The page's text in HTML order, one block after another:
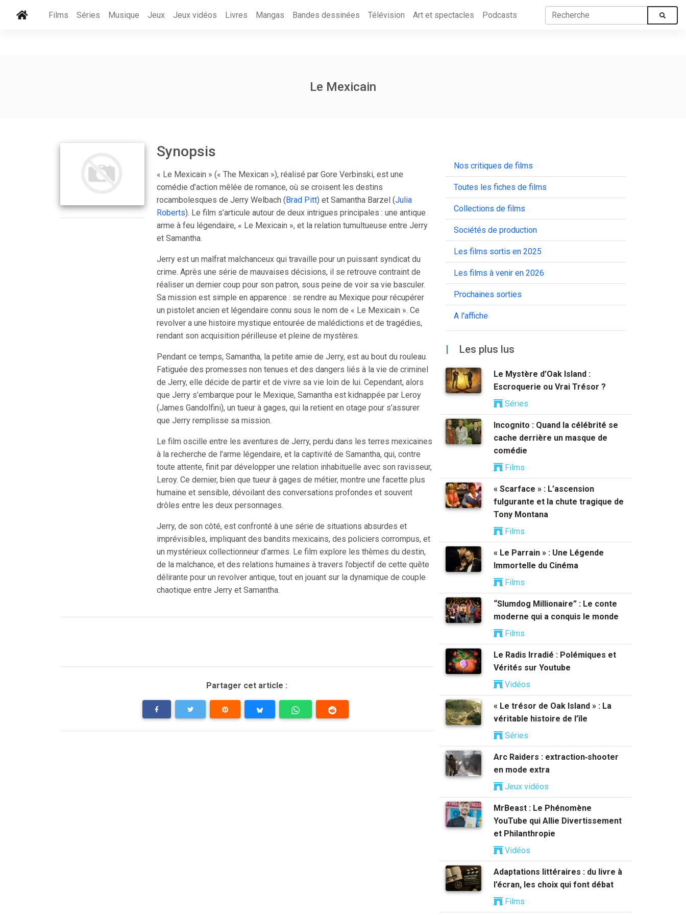
Films Séries Musique Jeux Jeux vidéos Livres Mangas Bandes dessinées Télévision Art et spectacles Podcasts
Le Mexicain
Synopsis
« Le Mexicain » (« The Mexican »), réalisé par Gore Verbinski, est une
comédie d’action mêlée de romance, où se croisent les destins
rocambolesques de Jerry Welbach (Brad Pitt) et Samantha Barzel (Julia
Roberts). Le film s’articule autour de deux intrigues principales : une antique
arme à feu légendaire, « Le Mexicain », et la relation tumultueuse entre Jerry
et Samantha.
Jerry est un malfrat malchanceux qui travaille pour un puissant syndicat du
crime. Après une série de mauvaises décisions, il se retrouve contraint de
réaliser un dernier coup pour son patron, sous peine de voir sa vie basculer.
Sa mission est simple en apparence : se rendre au Mexique pour récupérer
un pistolet ancien et légendaire connu sous le nom de « Le Mexicain ». Ce
revolver a une histoire mystique entourée de malédictions et de tragédies,
rendant son acquisition périlleuse et pleine de mystères.
Pendant ce temps, Samantha, la petite amie de Jerry, est au bout du rouleau.
Fatiguée des promesses non tenues et des dangers liés à la vie de criminel
de Jerry, elle décide de partir et de vivre sa vie loin de lui. Cependant, alors
que Jerry s’embarque pour le Mexique, Samantha est kidnappée par Leroy
(James Gandolfini), un tueur à gages, qui la retient en otage pour s’assurer
que Jerry remplisse sa mission.
Le film oscille entre les aventures de Jerry, perdu dans les terres mexicaines
à la recherche de l’arme légendaire, et la captivité de Samantha, qui, contre
toute attente, finit par développer une relation inhabituelle avec son ravisseur,
Leroy. Ce dernier, bien que tueur à gages de métier, montre une facette plus
humaine et sensible, dévoilant des conversations profondes et souvent
drôles entre les deux personnages.
Jerry, de son côté, est confronté à une série de situations absurdes et
imprévisibles, impliquant des bandits mexicains, des policiers corrompus, et
un mystérieux collectionneur d’armes. Le film explore les thèmes du destin,
de la malchance, et des relations humaines à travers l’objectif de cette quête
délirante pour un revolver antique, tout en jouant sur la dynamique de couple
chaotique entre Jerry et Samantha.
Partager cet article :
Nos critiques de films
Toutes les fiches de films
Collections de films
Sociétés de production
Les films sortis en 2025
Les films à venir en 2026
Prochaines sorties
A l'affiche
| Les plus lus
Le Mystère d’Oak Island :
Escroquerie ou Vrai Trésor ?
Séries
Incognito : Quand la célébrité se
cache derrière un masque de
comédie
Films
« Scarface » : L’ascension
fulgurante et la chute tragique de
Tony Montana
Films
« Le Parrain » : Une Légende
Immortelle du Cinéma
Films
“Slumdog Millionaire” : Le conte
moderne qui a conquis le monde
Films
Le Radis Irradié : Polémiques et
Vérités sur Youtube
Vidéos
« Le trésor de Oak Island » : La
véritable histoire de l’île
Séries
Arc Raiders : extraction‑shooter
en mode extra
Jeux vidéos
MrBeast : Le Phénomène
YouTube qui Allie Divertissement
et Philanthropie
Vidéos
Adaptations littéraires : du livre à
l’écran, les choix qui font débat
Films